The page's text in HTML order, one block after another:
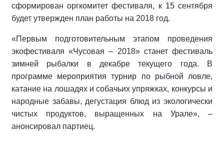
сформирован оргкомитет фестиваля, к 15 сентября
будет утвержден план работы на 2018 год.
«Первым подготовительным этапом проведения
экофестиваля «Чусовая – 2018» станет фестиваль
зимней рыбалки в декабре текущего года. В
программе мероприятия турнир по рыбной ловле,
катание на лошадях и собачьих упряжках, конкурсы и
народные забавы, дегустация блюд из экологически
чистых продуктов, выращенных на Урале», –
анонсировал партиец.